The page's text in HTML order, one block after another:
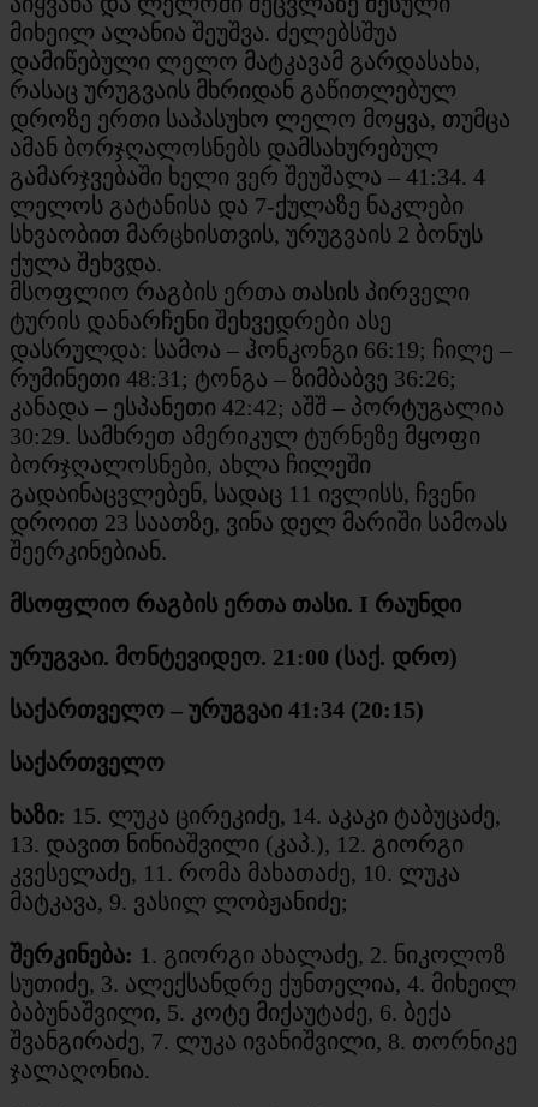
მიხეილ ალანია შეუშვა. ძელებსშუა
დამიწებული ლელო მატკავამ გარდასახა,
რასაც ურუგვაის მხრიდან გაწითლებულ
დროზე ერთი საპასუხო ლელო მოყვა, თუმცა
ამან ბორჯღალოსნებს დამსახურებულ
გამარჯვებაში ხელი ვერ შეუშალა – 41:34. 4
ლელოს გატანისა და 7-ქულაზე ნაკლები
სხვაობით მარცხისთვის, ურუგვაის 2 ბონუს
ქულა შეხვდა.
მსოფლიო რაგბის ერთა თასის პირველი
ტურის დანარჩენი შეხვედრები ასე
დასრულდა: სამოა – ჰონკონგი 66:19; ჩილე –
რუმინეთი 48:31; ტონგა – ზიმბაბვე 36:26;
კანადა – ესპანეთი 42:42; აშშ – პორტუგალია
30:29. სამხრეთ ამერიკულ ტურნეზე მყოფი
ბორჯღალოსნები, ახლა ჩილეში
გადაინაცვლებენ, სადაც 11 ივლისს, ჩვენი
დროით 23 საათზე, ვინა დელ მარიში სამოას
შეერკინებიან.
მსოფლიო რაგბის ერთა თასი. I რაუნდი
ურუგვაი. მონტევიდეო. 21:00 (საქ. დრო)
საქართველო – ურუგვაი 41:34 (20:15)
საქართველო
ხაზი: 15. ლუკა ცირეკიძე, 14. აკაკი ტაბუცაძე,
13. დავით ნინიაშვილი (კაპ.), 12. გიორგი
კვესელაძე, 11. რომა მახათაძე, 10. ლუკა
მატკავა, 9. ვასილ ლობჟანიძე;
შერკინება: 1. გიორგი ახალაძე, 2. ნიკოლოზ
სუთიძე, 3. ალექსანდრე ქუნთელია, 4. მიხეილ
ბაბუნაშვილი, 5. კოტე მიქაუტაძე, 6. ბექა
შვანგირაძე, 7. ლუკა ივანიშვილი, 8. თორნიკე
ჯალაღონია.